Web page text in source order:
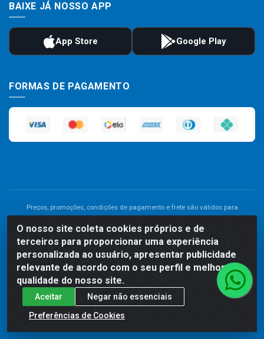
O nosso site coleta cookies próprios e de
terceiros para proporcionar uma experiência
personalizada ao usuário, apresentar publicidade
relevante de acordo com o seu perfil e melhorar a
qualidade do nosso site.
Aceitar
Negar não essenciais
Preferências de Cookies
BAIXE JÁ NOSSO APP
FORMAS DE PAGAMENTO
Preços, promoções, condições de pagamento e frete são válidos para
preço de um produto, será válido o preço que for exibido no carrinho de
compras do site no momento do pagamento. As vendas estão sujeitas a
análise e disponibilidade do estoque. Imagens de produtos meramente
Comercial de Construção 2001 LTDA - Av. Congresso
Eucarístico, 1179 - São José, Carpina - PE - CEP: 55811-000 -
70.220.389/0001-66